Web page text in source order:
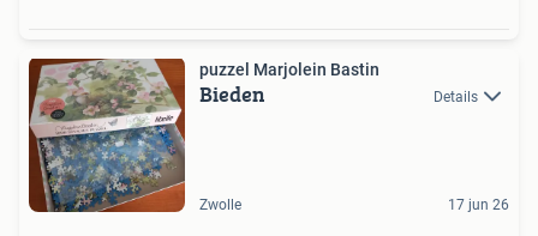
puzzel Marjolein Bastin
Bieden Details
Zwolle 17 jun 26